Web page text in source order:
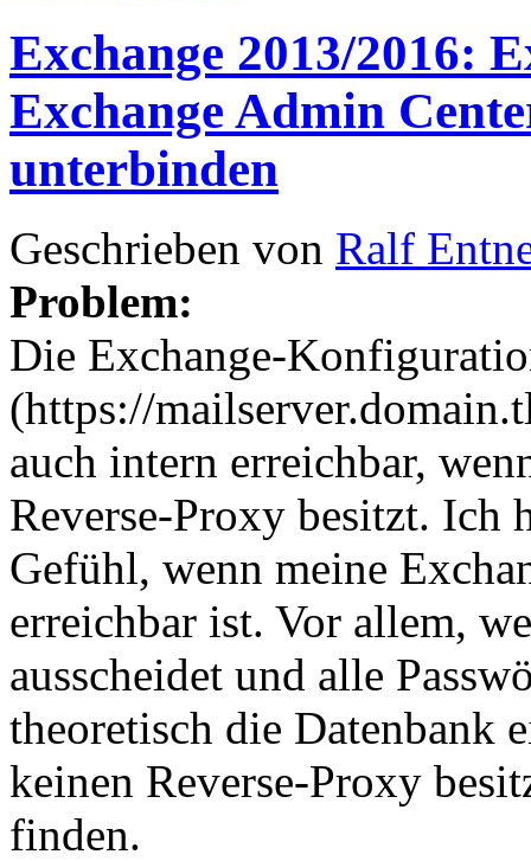
Exchange 2013/2016:
Exchange Admin
unterbinden
Geschrieben von Ralf
Problem:
Die Exchange-
(https://
auch intern erreichbar,
Reverse-Proxy besitzt. Ich
Gefühl, wenn meine
erreichbar ist. Vor allem,
ausscheidet und alle
theoretisch die Datenbank
keinen Reverse-Proxy
finden.